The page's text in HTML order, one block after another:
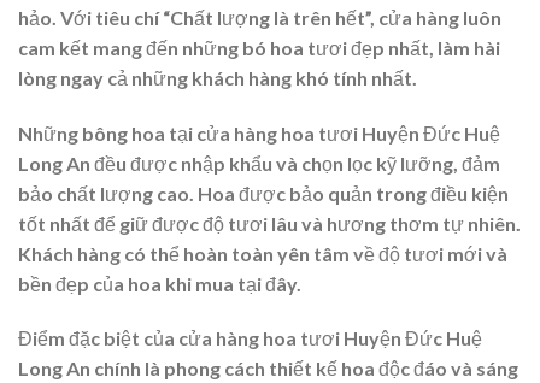
hảo. Với tiêu chí “Chất lượng là trên hết”, cửa hàng luôn
cam kết mang đến những bó hoa tươi đẹp nhất, làm hài
lòng ngay cả những khách hàng khó tính nhất.
Những bông hoa tại cửa hàng hoa tươi Huyện Đức Huệ
Long An đều được nhập khẩu và chọn lọc kỹ lưỡng, đảm
bảo chất lượng cao. Hoa được bảo quản trong điều kiện
tốt nhất để giữ được độ tươi lâu và hương thơm tự nhiên.
Khách hàng có thể hoàn toàn yên tâm về độ tươi mới và
bền đẹp của hoa khi mua tại đây.
Điểm đặc biệt của cửa hàng hoa tươi Huyện Đức Huệ
Long An chính là phong cách thiết kế hoa độc đáo và sáng